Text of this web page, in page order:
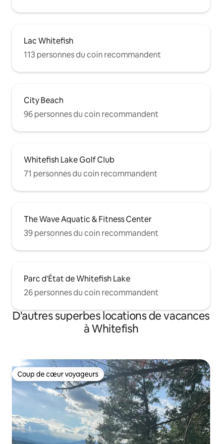
Lac Whitefish
113 personnes du coin recommandent
City Beach
96 personnes du coin recommandent
Whitefish Lake Golf Club
71 personnes du coin recommandent
The Wave Aquatic & Fitness Center
39 personnes du coin recommandent
Parc d'État de Whitefish Lake
26 personnes du coin recommandent
D'autres superbes locations de vacances
à Whitefish
Coup de cœur voyageurs
Coup de cœur voyageurs